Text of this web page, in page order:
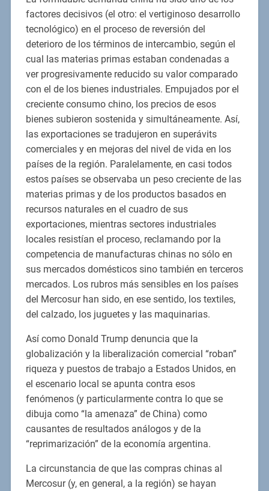
factores decisivos (el otro: el vertiginoso desarrollo
tecnológico) en el proceso de reversión del
deterioro de los términos de intercambio, según el
cual las materias primas estaban condenadas a
ver progresivamente reducido su valor comparado
con el de los bienes industriales. Empujados por el
creciente consumo chino, los precios de esos
bienes subieron sostenida y simultáneamente. Así,
las exportaciones se tradujeron en superávits
comerciales y en mejoras del nivel de vida en los
países de la región. Paralelamente, en casi todos
estos países se observaba un peso creciente de las
materias primas y de los productos basados en
recursos naturales en el cuadro de sus
exportaciones, mientras sectores industriales
locales resistían el proceso, reclamando por la
competencia de manufacturas chinas no sólo en
sus mercados domésticos sino también en terceros
mercados. Los rubros más sensibles en los países
del Mercosur han sido, en ese sentido, los textiles,
del calzado, los juguetes y las maquinarias.
Así como Donald Trump denuncia que la
globalización y la liberalización comercial “roban”
riqueza y puestos de trabajo a Estados Unidos, en
el escenario local se apunta contra esos
fenómenos (y particularmente contra lo que se
dibuja como “la amenaza” de China) como
causantes de resultados análogos y de la
“reprimarización” de la economía argentina.
La circunstancia de que las compras chinas al
Mercosur (y, en general, a la región) se hayan